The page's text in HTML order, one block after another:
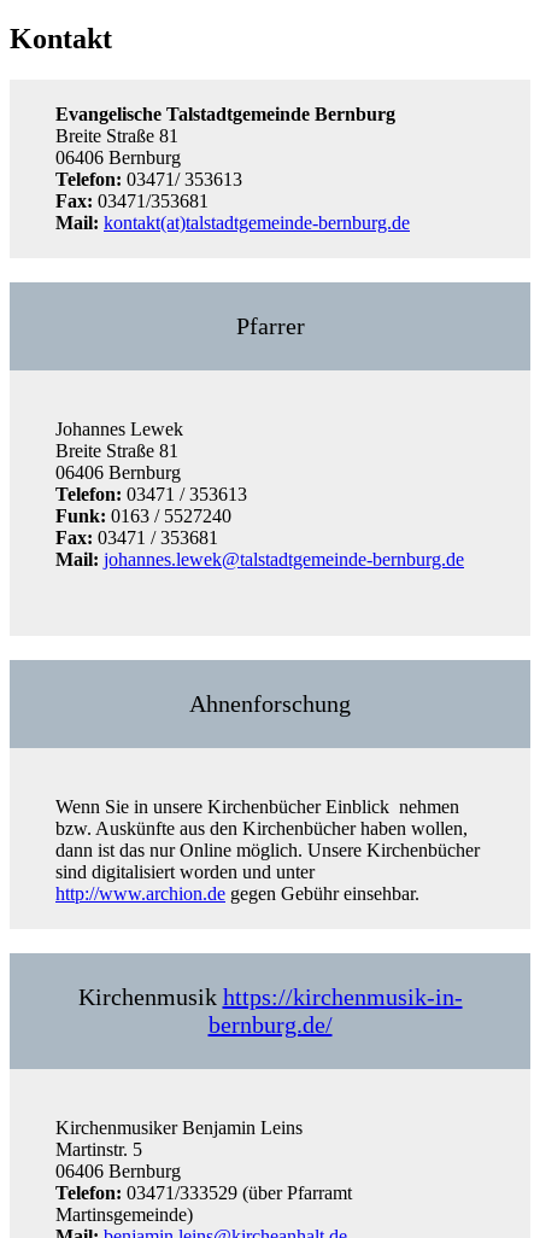
Kontakt
Evangelische Talstadtgemeinde Bernburg
Breite Straße 81
06406 Bernburg
Telefon: 03471/ 353613
Fax: 03471/353681
Mail: kontakt(at)talstadtgemeinde-bernburg.de
Pfarrer
Johannes Lewek
Breite Straße 81
06406 Bernburg
Telefon: 03471 / 353613
Funk: 0163 / 5527240
Fax: 03471 / 353681
Mail: johannes.lewek@talstadtgemeinde-bernburg.de
Ahnenforschung
Wenn Sie in unsere Kirchenbücher Einblick nehmen
bzw. Auskünfte aus den Kirchenbücher haben wollen,
dann ist das nur Online möglich. Unsere Kirchenbücher
sind digitalisiert worden und unter
http://www.archion.de gegen Gebühr einsehbar.
Kirchenmusik https://kirchenmusik-in-
bernburg.de/
Kirchenmusiker Benjamin Leins
Martinstr. 5
06406 Bernburg
Telefon: 03471/333529 (über Pfarramt
Martinsgemeinde)